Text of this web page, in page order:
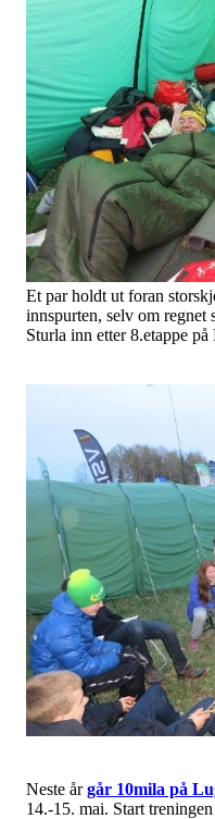
Et par holdt ut foran
innspurten, selv om regnet
Sturla inn etter 8.etappe
Neste årgår 10mila på
14.-15. mai. Start